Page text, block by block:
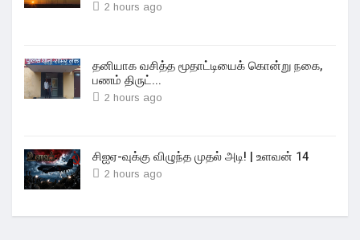
2 hours ago
தனியாக வசித்த மூதாட்டியைக் கொன்று நகை,
பணம் திருட்...
2 hours ago
சிஐஏ-வுக்கு விழுந்த முதல் அடி! | உளவன் 14
2 hours ago